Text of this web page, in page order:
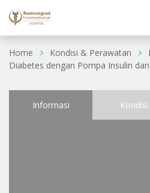
Home Kondisi & Perawatan
Diabetes dengan Pompa Insulin
Informasi Kondisi